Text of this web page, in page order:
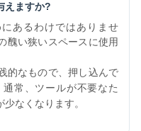
えますか?
あるわけではありませ
醜い狭いスペースに使用
的なもので、押し込んで
常、ツールが不要なた
なくなります。